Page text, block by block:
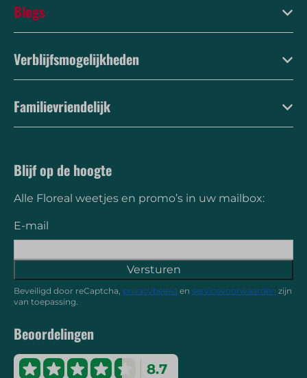
Blogs
Verblijfsmogelijkheden
Familievriendelijk
Blijf op de hoogte
Alle Floreal weetjes en promo’s in uw mailbox:
E-mail
Versturen
Beveiligd door reCaptcha, privacybeleid en servicevoorwaarden zijn
van toepassing.
Beoordelingen
8.7